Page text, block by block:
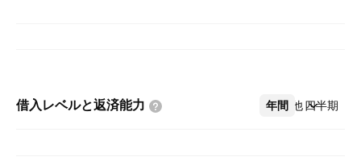
借入レベルと返済能力 年間 四半期
その他